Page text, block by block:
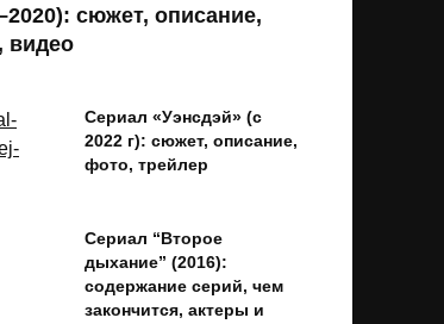
сюжет, описание,
видео
Сериал «Уэнсдэй» (с
2022 г): сюжет, описание,
фото, трейлер
Сериал “Второе
дыхание” (2016):
содержание серий, чем
закончится, актеры и